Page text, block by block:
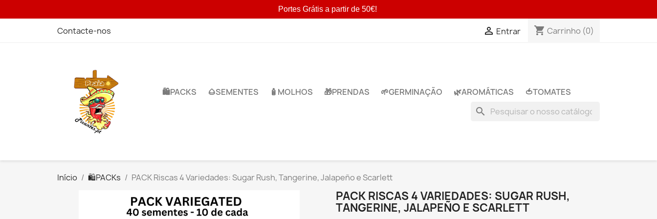
Contacte-nos  Entrar shopping_cart Carrinho (0)
🛍️PACKS 🌰​SEMENTES 🧴MOLHOS 🎁​PRENDAS 🌱​GERMINAÇÃO 🌿​AROMÁTICAS 🍅​TOMATES
search
Início 🛍️PACKs PACK Riscas 4 Variedades: Sugar Rush, Tangerine, Jalapeño e Scarlett
PACK RISCAS 4 VARIEDADES: SUGAR RUSH,
TANGERINE, JALAPEÑO E SCARLETT
Portes Grátis a partir de 50€!